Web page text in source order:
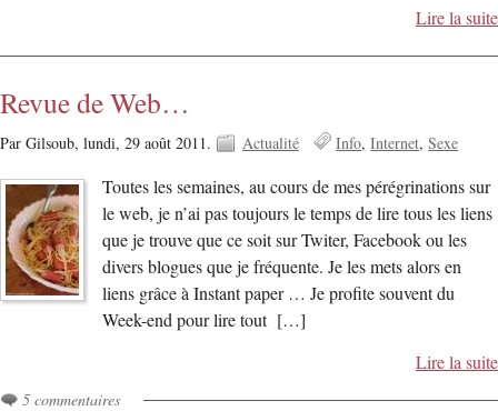
Lire la suite
Revue de Web…
Par Gilsoub, lundi, 29 août 2011. Actualité Info Internet Sexe
Toutes les semaines, au cours de mes pérégrinations sur
le web, je n’ai pas toujours le temps de lire tous les liens
que je trouve que ce soit sur Twiter, Facebook ou les
divers blogues que je fréquente. Je les mets alors en
liens grâce à Instant paper … Je profite souvent du
Week-end pour lire tout […]
Lire la suite
5 commentaires